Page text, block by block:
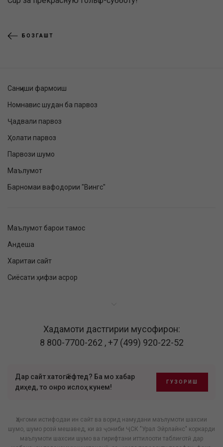
БОЗГАШТ
Санҷиши фармоиш
Номнавис шудан ба парвоз
Ҷадвали парвоз
Ҳолати парвоз
Парвози шумо
Маълумот
Барномаи вафодории "Вингс"
Маълумот барои тамос
Андеша
Харитаи сайт
Сиёсати ҳифзи асрор
Хадамоти дастгирии мусофирон:
8 800-7700-262 ,+7 (499) 920-22-52
Дар сайт хатогӣ ёфтед? Ба мо хабар
диҳед, то онро ислоҳ кунем!
ГУЗОРИШ
Ҳангоми истифодаи ин сайт ва ворид намудани маълумоти шахсии
шумо, шумо розӣ мешавед, ки аз ҷониби ҶСК "Урал Эйрлайнс" коркарди
маълумоти шахсии шумо ва гирифтани иттилооти таблиғотӣ дар